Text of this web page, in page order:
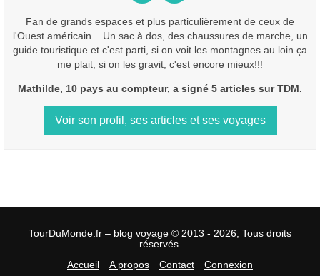
Fan de grands espaces et plus particulièrement de ceux de
l'Ouest américain... Un sac à dos, des chaussures de marche, un
guide touristique et c'est parti, si on voit les montagnes au loin ça
me plait, si on les gravit, c'est encore mieux!!!
Mathilde, 10 pays au compteur, a signé 5 articles sur TDM.
Voir son profil, ses articles et ses voyages
TourDuMonde.fr – blog voyage © 2013 - 2026, Tous droits
réservés.
Accueil
A propos Contact Connexion